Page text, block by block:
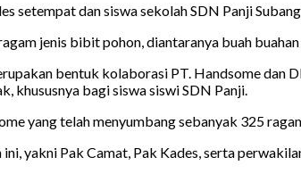
dan siswa sekolah SDN Panji
jenis bibit pohon, diantaranya buah buahan
bentuk kolaborasi PT. Handsome dan
khususnya bagi siswa siswi SDN Panji.
yang telah menyumbang sebanyak 325
yakni Pak Camat, Pak Kades, serta